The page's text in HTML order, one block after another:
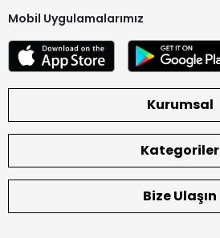
Mobil Uygulamalarımız
Kurumsal
Kategoriler
Bize Ulaşın